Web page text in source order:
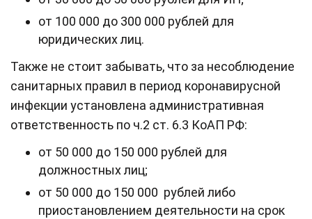
от 100 000 до 300 000 рублей для
юридических лиц.
Также не стоит забывать, что за несоблюдение
санитарных правил в период коронавирусной
инфекции установлена административная
ответственность по ч.2 ст. 6.3 КоАП РФ:
от 50 000 до 150 000 рублей для
должностных лиц;
от 50 000 до 150 000 рублей либо
приостановлением деятельности на срок